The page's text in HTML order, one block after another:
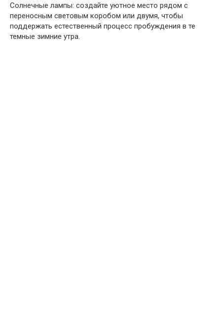
Солнечные лампы: создайте уютное место рядом с
переносным световым коробом или двумя, чтобы
поддержать естественный процесс пробуждения в те
темные зимние утра.